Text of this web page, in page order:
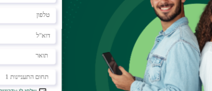
פרשנות ותרבות באוניברסיטת בר אילן, בה הוא מלמד מאז שנת
ללימודים יהודיים וכן במרכז לסוציולוגיה תרבותית שם. בשנת
) כאשר שהה שם בשבתון בסמסטר הסתיו. יחד עם קולגות מהמחלקה
שוורץ - הוא יסד את המרכז לסוציולוגיה תרבותית, המסונף
והחברה באוריינטציה תיאורטית ובאמצעות חשיבה מושגית